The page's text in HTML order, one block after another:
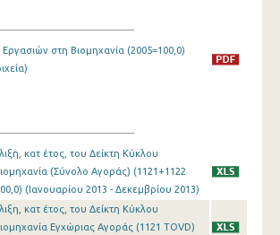
2024
2024
2024
στη Βιομηχανία (2005=100,0)
κατ έτος, του Δείκτη Κύκλου
(Σύνολο Αγοράς) (1121+1122
(Ιανουαρίου 2013 - Δεκεμβρίου 2013)
κατ έτος, του Δείκτη Κύκλου
Εγχώριας Αγοράς (1121 TOVD)